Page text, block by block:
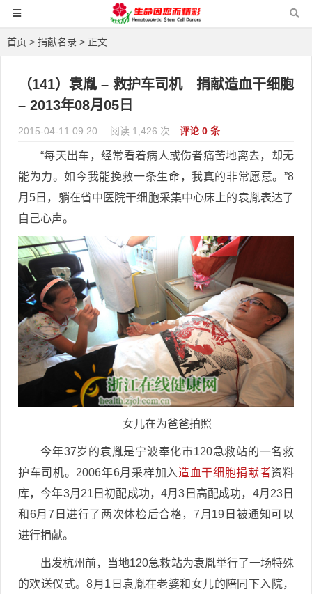
首页 > 捐献名录 > 正文
（141）袁胤 – 救护车司机 捐献造血干细胞
– 2013年08月05日
2015-04-11 09:20 阅读 1,426 次 评论 0 条
“每天出车，经常看着病人或伤者痛苦地离去，却无
能为力。如今我能挽救一条生命，我真的非常愿意。”8
月5日，躺在省中医院干细胞采集中心床上的袁胤表达了
自己心声。
女儿在为爸爸拍照
今年37岁的袁胤是宁波奉化市120急救站的一名救
护车司机。2006年6月采样加入造血干细胞捐献者资料
库，今年3月21日初配成功，4月3日高配成功，4月23日
和6月7日进行了两次体检后合格，7月19日被通知可以
进行捐献。
出发杭州前，当地120急救站为袁胤举行了一场特殊
的欢送仪式。8月1日袁胤在老婆和女儿的陪同下入院，